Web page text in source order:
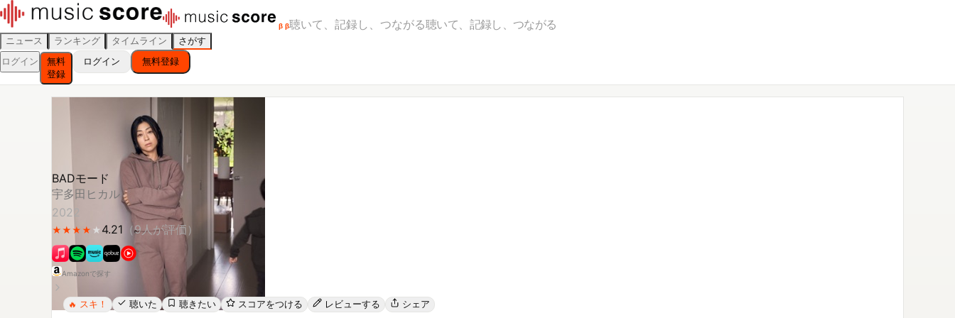
β β聴いて、記録し、つながる聴いて、記録し、つながる
ニュース ランキング タイムライン
さがす
ログイン
無料
登録
ログイン 無料登録
BADモード
宇多田ヒカル
2022
★
★★
★★
★★
★ ★ 4.21 （9人が評価）
Amazonで探す
🔥 スキ！ 聴いた 聴きたい スコアをつける レビューする シェア